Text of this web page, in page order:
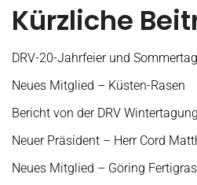
Kürzliche
DRV-20-Jahrfeier und
Neues Mitglied – Küsten-Rasen
Bericht von der DRV
Neuer Präsident – Herr Cord
Neues Mitglied – Göring